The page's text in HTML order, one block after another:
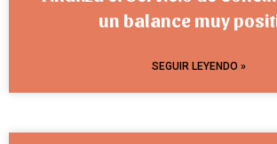
un balance muy
SEGUIR LEYENDO »